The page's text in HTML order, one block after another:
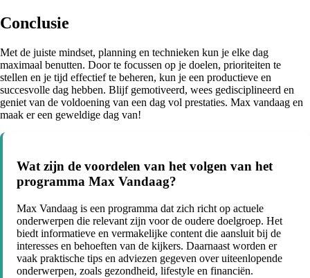
Conclusie
Met de juiste mindset, planning en technieken kun je elke dag
maximaal benutten. Door te focussen op je doelen, prioriteiten te
stellen en je tijd effectief te beheren, kun je een productieve en
succesvolle dag hebben. Blijf gemotiveerd, wees gedisciplineerd en
geniet van de voldoening van een dag vol prestaties. Max vandaag en
maak er een geweldige dag van!
Wat zijn de voordelen van het volgen van het
programma Max Vandaag?
Max Vandaag is een programma dat zich richt op actuele
onderwerpen die relevant zijn voor de oudere doelgroep. Het
biedt informatieve en vermakelijke content die aansluit bij de
interesses en behoeften van de kijkers. Daarnaast worden er
vaak praktische tips en adviezen gegeven over uiteenlopende
onderwerpen, zoals gezondheid, lifestyle en financiën.